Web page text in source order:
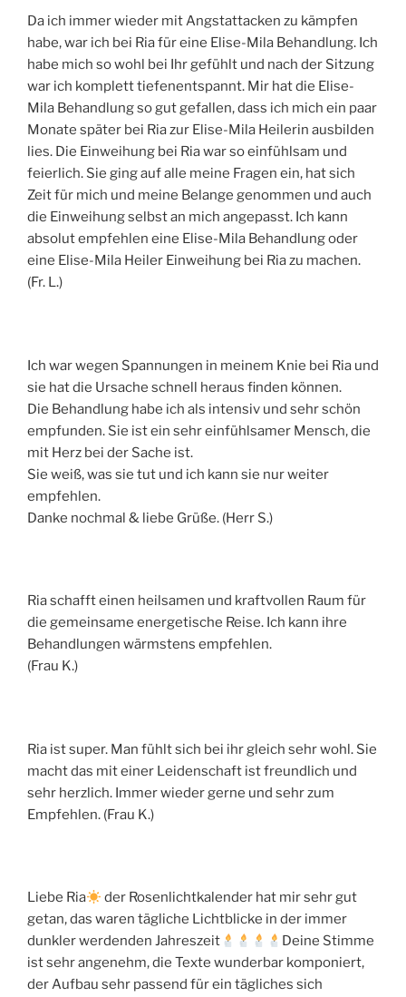
Da ich immer wieder mit Angstattacken zu kämpfen
habe, war ich bei Ria für eine Elise-Mila Behandlung. Ich
habe mich so wohl bei Ihr gefühlt und nach der Sitzung
war ich komplett tiefenentspannt. Mir hat die Elise-
Mila Behandlung so gut gefallen, dass ich mich ein paar
Monate später bei Ria zur Elise-Mila Heilerin ausbilden
lies. Die Einweihung bei Ria war so einfühlsam und
feierlich. Sie ging auf alle meine Fragen ein, hat sich
Zeit für mich und meine Belange genommen und auch
die Einweihung selbst an mich angepasst. Ich kann
absolut empfehlen eine Elise-Mila Behandlung oder
eine Elise-Mila Heiler Einweihung bei Ria zu machen.
(Fr. L.)
Ich war wegen Spannungen in meinem Knie bei Ria und
sie hat die Ursache schnell heraus finden können.
Die Behandlung habe ich als intensiv und sehr schön
empfunden. Sie ist ein sehr einfühlsamer Mensch, die
mit Herz bei der Sache ist.
Sie weiß, was sie tut und ich kann sie nur weiter
empfehlen.
Danke nochmal & liebe Grüße. (Herr S.)
Ria schafft einen heilsamen und kraftvollen Raum für
die gemeinsame energetische Reise. Ich kann ihre
Behandlungen wärmstens empfehlen.
(Frau K.)
Ria ist super. Man fühlt sich bei ihr gleich sehr wohl. Sie
macht das mit einer Leidenschaft ist freundlich und
sehr herzlich. Immer wieder gerne und sehr zum
Empfehlen. (Frau K.)
Liebe Ria
der Rosenlichtkalender hat mir sehr gut
getan, das waren tägliche Lichtblicke in der immer
dunkler werdenden Jahreszeit
Deine Stimme
ist sehr angenehm, die Texte wunderbar komponiert,
der Aufbau sehr passend für ein tägliches sich